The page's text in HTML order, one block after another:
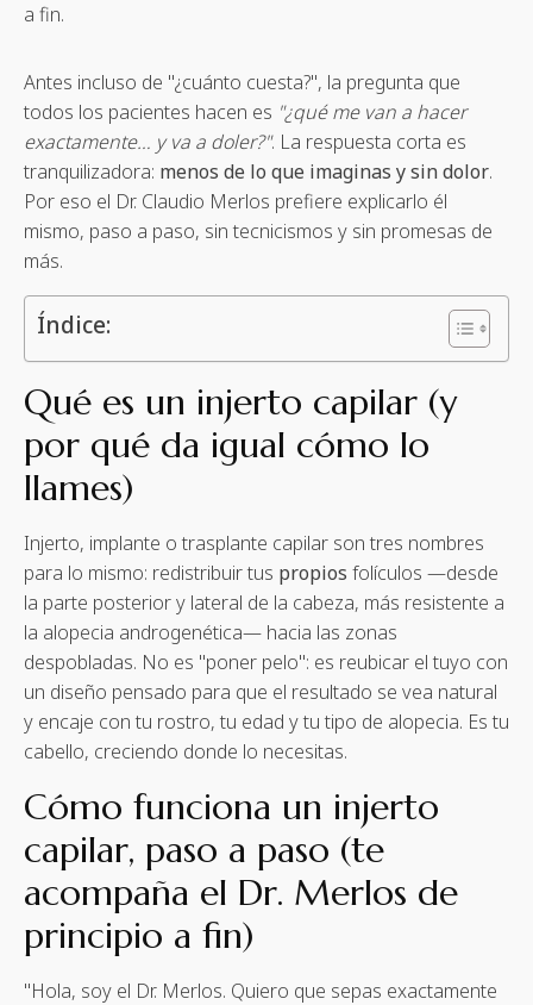
a fin.
Antes incluso de "¿cuánto cuesta?", la pregunta que
todos los pacientes hacen es "¿qué me van a hacer
exactamente… y va a doler?". La respuesta corta es
tranquilizadora: menos de lo que imaginas y sin dolor.
Por eso el Dr. Claudio Merlos prefiere explicarlo él
mismo, paso a paso, sin tecnicismos y sin promesas de
más.
Índice:
Qué es un injerto capilar (y
por qué da igual cómo lo
llames)
Injerto, implante o trasplante capilar son tres nombres
para lo mismo: redistribuir tus propios folículos —desde
la parte posterior y lateral de la cabeza, más resistente a
la alopecia androgenética— hacia las zonas
despobladas. No es "poner pelo": es reubicar el tuyo con
un diseño pensado para que el resultado se vea natural
y encaje con tu rostro, tu edad y tu tipo de alopecia. Es tu
cabello, creciendo donde lo necesitas.
Cómo funciona un injerto
capilar, paso a paso (te
acompaña el Dr. Merlos de
principio a fin)
"Hola, soy el Dr. Merlos. Quiero que sepas exactamente